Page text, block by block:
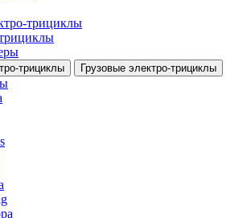
Грузовые электро‑трициклы